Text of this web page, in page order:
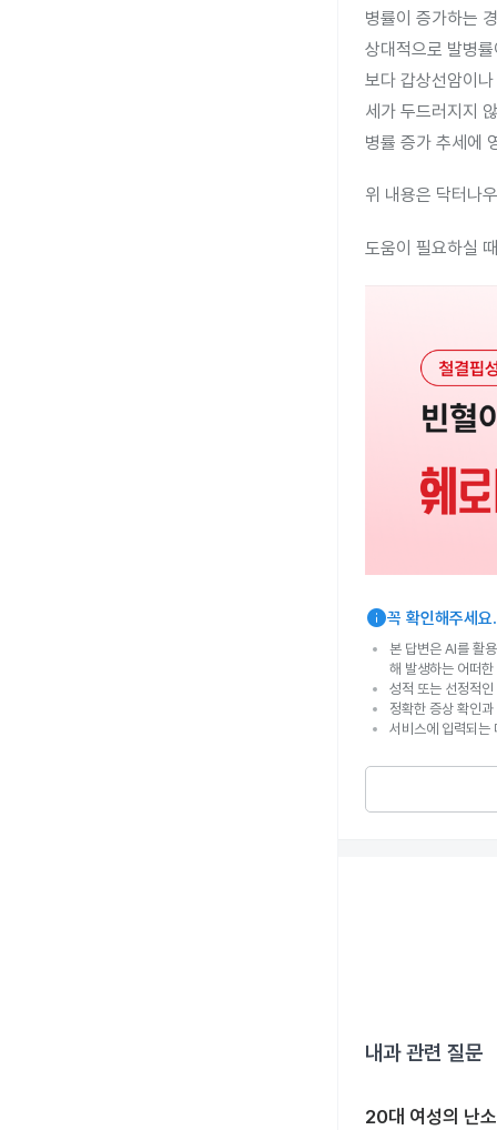
병률이 증가하는
상대적으로 발병
보다 갑상선암이
세가 두드러지지
병률 증가 추세에
위 내용은 닥터나
도움이 필요하실
info꼭 확인해주세요.
본 답변은 AI를 활
해 발생하는 어떠
성적 또는 선정적
정확한 증상 확인
서비스에 입력되
내과관련 질문
20대 여성의 난